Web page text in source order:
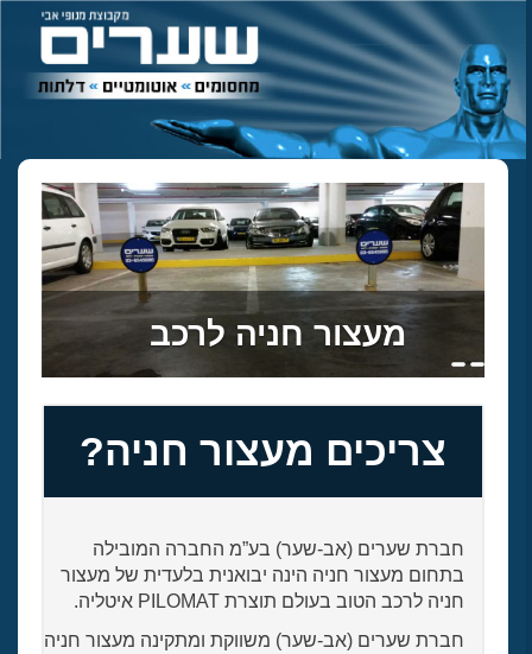
מעצור חניה לרכב
צריכים מעצור חניה?
חברת שערים (אב-שער) בע”מ החברה המובילה
בתחום מעצור חניה הינה יבואנית בלעדית של מעצור
חניה לרכב הטוב בעולם תוצרת PILOMAT איטליה.
חברת שערים (אב-שער) משווקת ומתקינה מעצור חניה